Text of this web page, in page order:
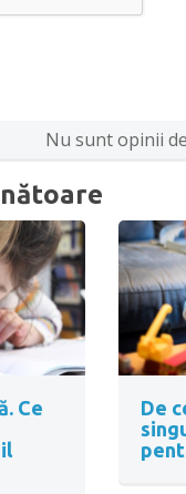
Nu sunt opinii
Ce
De